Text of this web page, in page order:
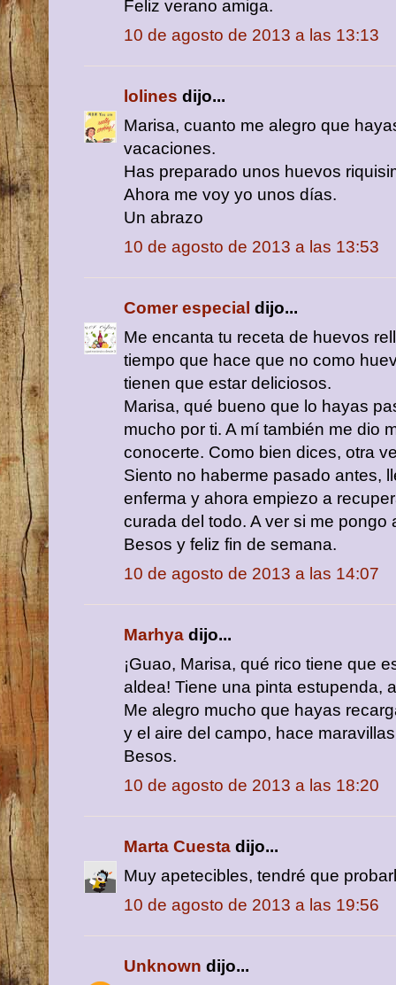
Feliz verano amiga.
10 de agosto de 2013 a las 13:13
lolines dijo...
Marisa, cuanto me alegro que
vacaciones.
Has preparado unos huevos
Ahora me voy yo unos días.
Un abrazo
10 de agosto de 2013 a las 13:53
Comer especial dijo...
Me encanta tu receta de huevos
tiempo que hace que no como
tienen que estar deliciosos.
Marisa, qué bueno que lo hayas
mucho por ti. A mí también me dio
conocerte. Como bien dices, otra
Siento no haberme pasado antes,
enferma y ahora empiezo a
curada del todo. A ver si me pongo
Besos y feliz fin de semana.
10 de agosto de 2013 a las 14:07
Marhya dijo...
¡Guao, Marisa, qué rico tiene que
aldea! Tiene una pinta estupenda,
Me alegro mucho que hayas
y el aire del campo, hace
Besos.
10 de agosto de 2013 a las 18:20
Marta Cuesta dijo...
Muy apetecibles, tendré que
10 de agosto de 2013 a las 19:56
Unknown dijo...